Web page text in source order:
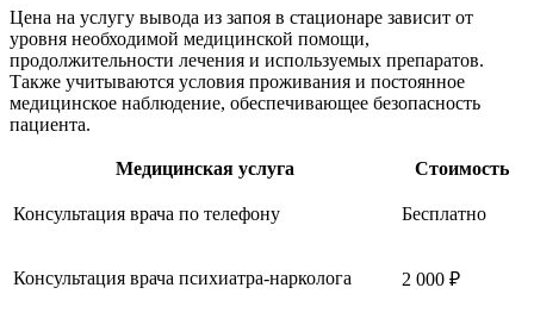
Цена на услугу вывода из запоя в стационаре зависит от
уровня необходимой медицинской помощи,
продолжительности лечения и используемых препаратов.
Также учитываются условия проживания и постоянное
медицинское наблюдение, обеспечивающее безопасность
пациента.
Медицинская услуга Стоимость
Консультация врача по телефону Бесплатно
Консультация врача психиатра-нарколога 2 000 ₽